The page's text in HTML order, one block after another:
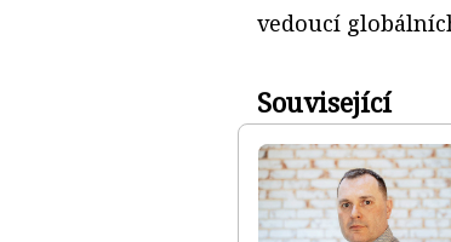
vedoucí
Související